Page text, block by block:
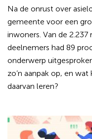
Na de onrust over
gemeente voor een
inwoners. Van de
deelnemers had 89
onderwerp
zo’n aanpak op, en
daarvan leren?